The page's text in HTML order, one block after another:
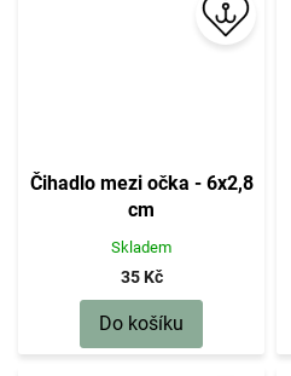
Čihadlo mezi očka - 6x2,8
cm
Skladem
35 Kč
Do košíku